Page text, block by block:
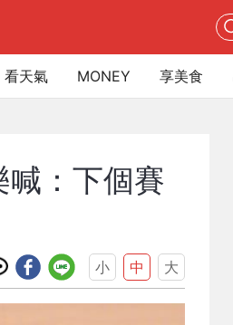
看天氣 MONEY 享美食
：下個賽
小 中 大